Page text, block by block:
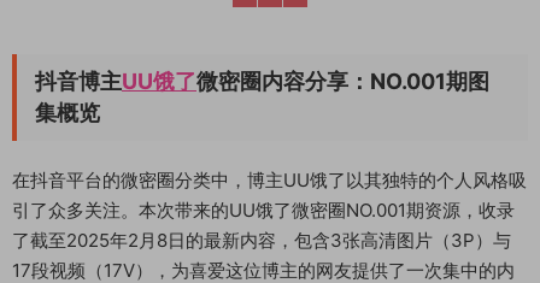
抖音博主UU饿了微密圈内容分享：NO.001期图
集概览
在抖音平台的微密圈分类中，博主UU饿了以其独特的个人风格吸
引了众多关注。本次带来的UU饿了微密圈NO.001期资源，收录
了截至2025年2月8日的最新内容，包含3张高清图片（3P）与
17段视频（17V），为喜爱这位博主的网友提供了一次集中的内